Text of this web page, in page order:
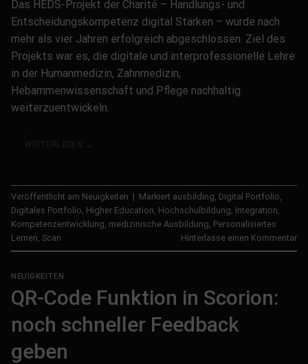
Das HEDS-Projekt der Charité – Handlungs- und
Entscheidungskompetenz digital Stärken – wurde nach
mehr als vier Jahren erfolgreich abgeschlossen. Ziel des
Projekts war es, die digitale und interprofessionelle Lehre
in der Humanmedizin, Zahnmedizin,
Hebammenwissenschaft und Pflege nachhaltig
weiterzuentwickeln.
WEITERLESEN →
Veröffentlicht am Neuigkeiten | Markiert ausbilding, Digital Portfolio,
Digitales Portfolio, Higher Education, Hochschulbildung, Integration,
Kompetenzentwicklung, medizinische Ausbildung, Personalisiertes
Lernen, Scan Hinterlasse einen Kommentar
NEUIGKEITEN
QR-Code Funktion in Scorion:
noch schneller Feedback
geben